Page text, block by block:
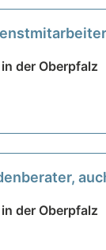
der Oberpfalz
der Oberpfalz